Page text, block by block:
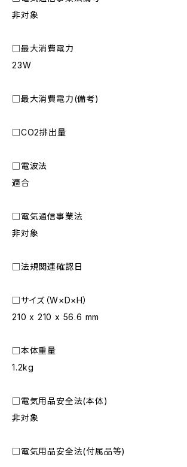
非対象
□最大消費電力
23W
□最大消費電力(備考)
□CO2排出量
□電波法
適合
□電気通信事業法
非対象
□法規関連確認日
□サイズ（W×D×H）
210 x 210 x 56.6 mm
□本体重量
1.2kg
□電気用品安全法(本体)
非対象
□電気用品安全法(付属品等)